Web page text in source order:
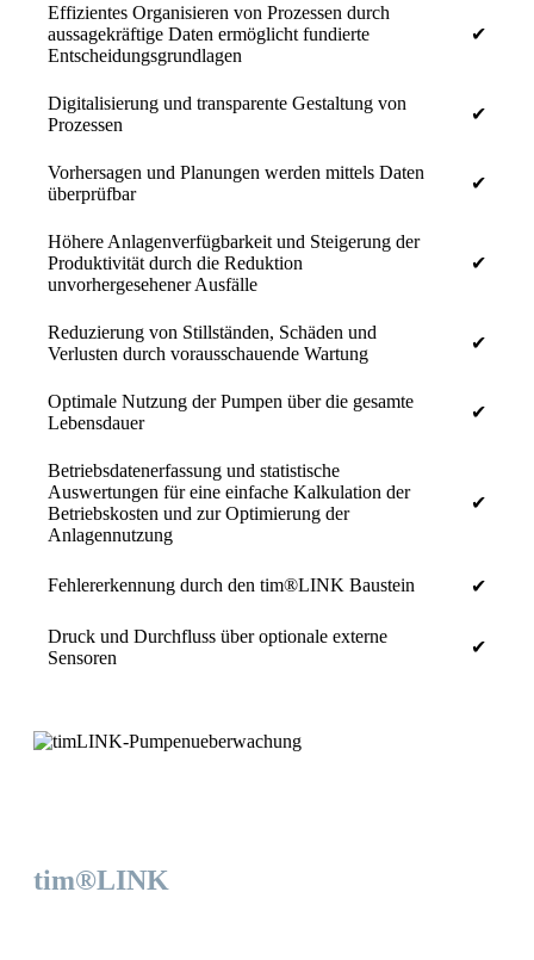
Effizientes Organisieren von Prozessen durch
aussagekräftige Daten ermöglicht fundierte
Entscheidungsgrundlagen
✔
Digitalisierung und transparente Gestaltung von
Prozessen
✔
Vorhersagen und Planungen werden mittels Daten
überprüfbar
✔
Höhere Anlagenverfügbarkeit und Steigerung der
Produktivität durch die Reduktion
unvorhergesehener Ausfälle
✔
Reduzierung von Stillständen, Schäden und
Verlusten durch vorausschauende Wartung
✔
Optimale Nutzung der Pumpen über die gesamte
Lebensdauer
✔
Betriebsdatenerfassung und statistische
Auswertungen für eine einfache Kalkulation der
Betriebskosten und zur Optimierung der
Anlagennutzung
✔
Fehlererkennung durch den tim®LINK Baustein ✔
Druck und Durchfluss über optionale externe
Sensoren
✔
tim®LINK